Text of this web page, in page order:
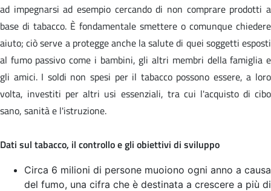
ad impegnarsi ad esempio cercando di non comprare prodotti a
base di tabacco. È fondamentale smettere o comunque chiedere
aiuto; ciò serve a protegge anche la salute di quei soggetti esposti
al fumo passivo come i bambini, gli altri membri della famiglia e
gli amici. I soldi non spesi per il tabacco possono essere, a loro
volta, investiti per altri usi essenziali, tra cui l'acquisto di cibo
sano, sanità e l'istruzione.
Dati sul tabacco, il controllo e gli obiettivi di sviluppo
Circa 6 milioni di persone muoiono ogni anno a causa
del fumo, una cifra che è destinata a crescere a più di